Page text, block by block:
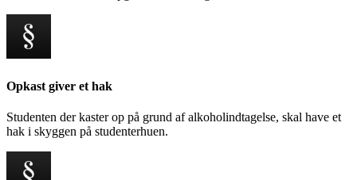
Opkast giver et hak
Studenten der kaster op på grund af alkoholindtagelse, skal have et
hak i skyggen på studenterhuen.